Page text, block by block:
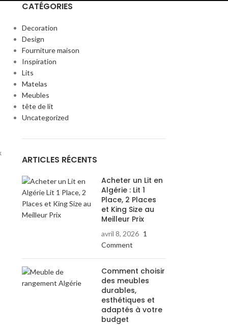
CATÉGORIES
Decoration
Design
Fourniture maison
Inspiration
Lits
Matelas
Meubles
tête de lit
Uncategorized
ARTICLES RÉCENTS
Acheter un Lit en
Algérie : Lit 1
Place, 2 Places
et King Size au
Meilleur Prix
avril 8, 2026 1
Comment
Comment choisir
des meubles
durables,
esthétiques et
adaptés à votre
budget